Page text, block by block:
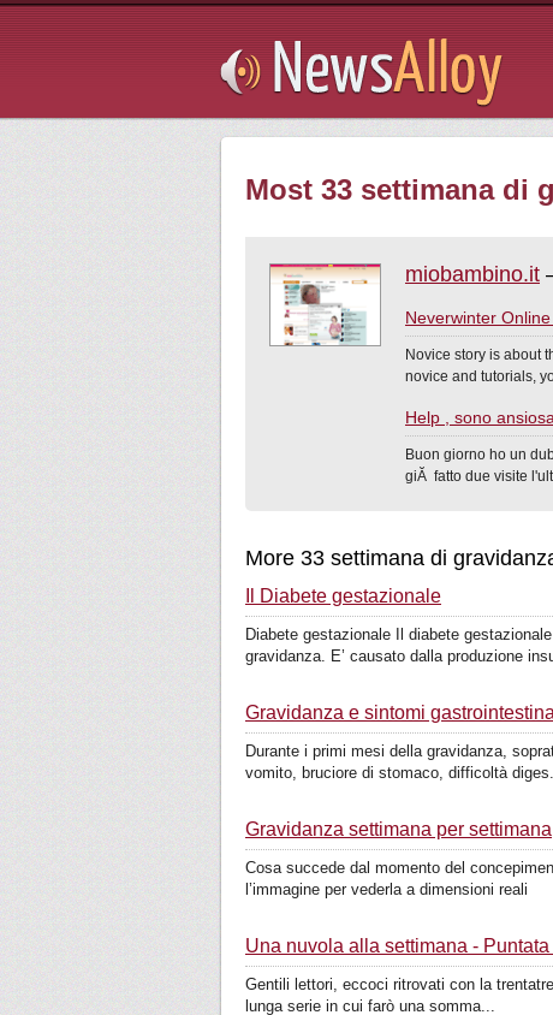
Most 33 settimana di
miobambino.it
Neverwinter
Novice story is about
novice and tutorials,
Help , sono ansiosa
Buon giorno ho un
giĂ fatto due visite
More 33 settimana di
Il Diabete gestazionale
Diabete gestazionale Il diabete
gravidanza. E’ causato dalla produzione
Gravidanza e sintomi
Durante i primi mesi della gravidanza,
vomito, bruciore di stomaco, difficoltà
Gravidanza settimana per settimana
Cosa succede dal momento del
l’immagine per vederla a dimensioni reali
Una nuvola alla settimana - Puntata
Gentili lettori, eccoci ritrovati con la
lunga serie in cui farò una somma...